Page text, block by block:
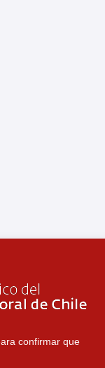
confirmar que